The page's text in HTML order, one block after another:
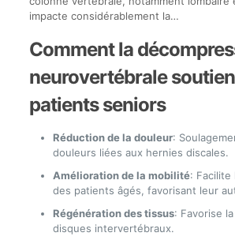
impacte considérablement la…
Comment la
neurovertébrale
patients seniors
Réduction de la douleur:
douleurs liées aux hernies discales.
Amélioration de la mobilité: Facilite
des patients âgés, favorisant leur
Régénération des tissus: Favorise
disques intervertébraux.